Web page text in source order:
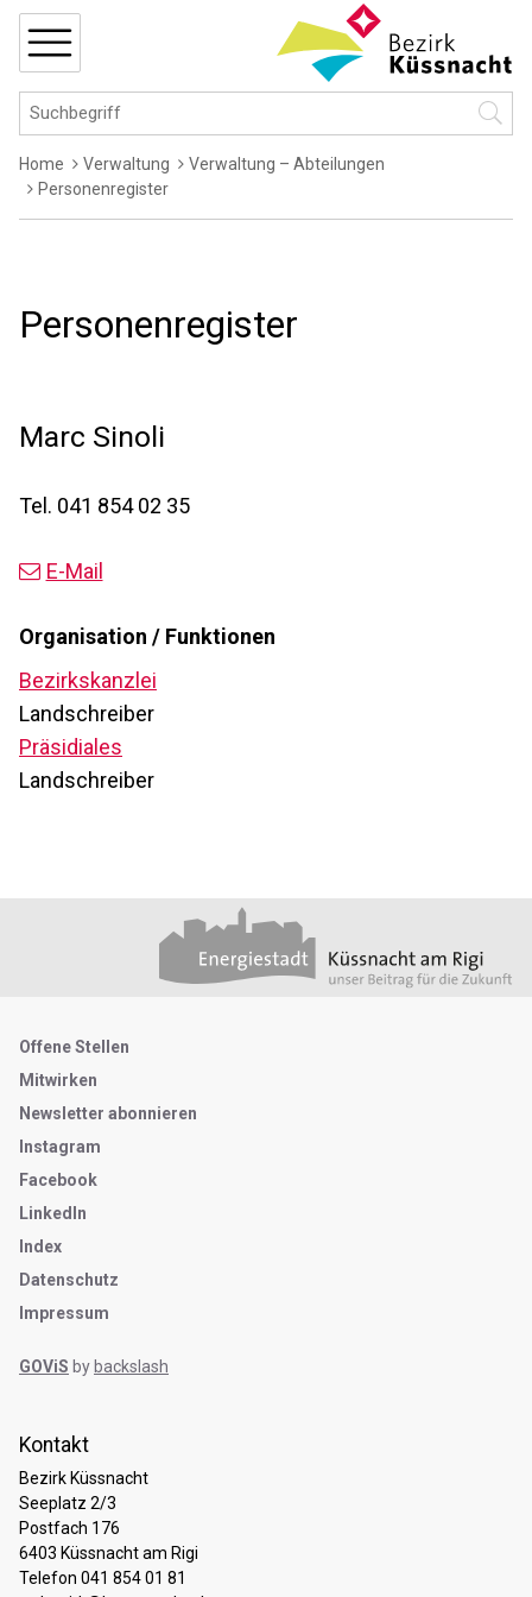
Navigieren in Küssnacht
Schnellnavigation
Hauptnavigation
Suchbegriff
Breadcrumb
Home Verwaltung
Verwaltung – Abteilungen
Personenregister
Personenregister
Marc Sinoli
Tel. 041 854 02 35
E-Mail
Organisation / Funktionen
Bezirkskanzlei
Landschreiber
Präsidiales
Landschreiber
Kontakt
Bezirk Küssnacht
Seeplatz 2/3
Postfach 176
6403 Küssnacht am Rigi
Telefon 041 854 01 81
Metanavigation
Offene Stellen
Mitwirken
Newsletter abonnieren
Instagram
Facebook
LinkedIn
Index
Datenschutz
Impressum
GOViS by backslash